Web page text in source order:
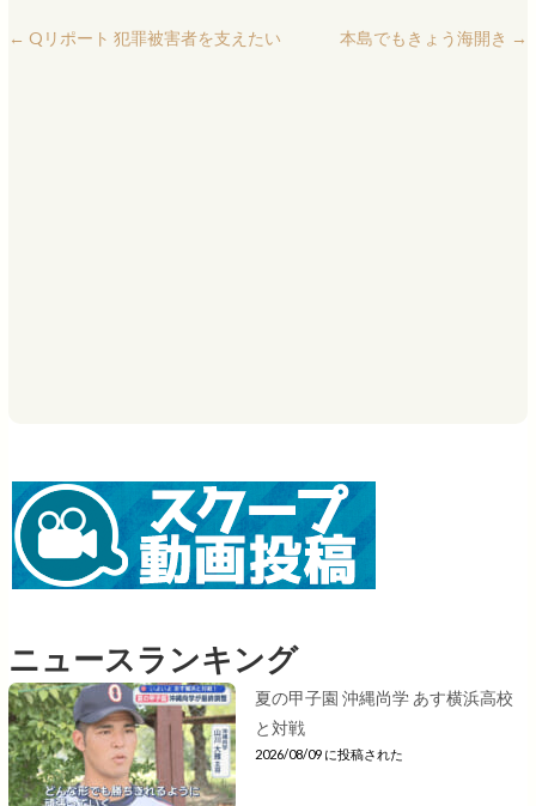
← Qリポート 犯罪被害者を支えたい 本島でもきょう海開き →
ニュースランキング
夏の甲子園 沖縄尚学 あす横浜高校
と対戦
2026/08/09 に投稿された